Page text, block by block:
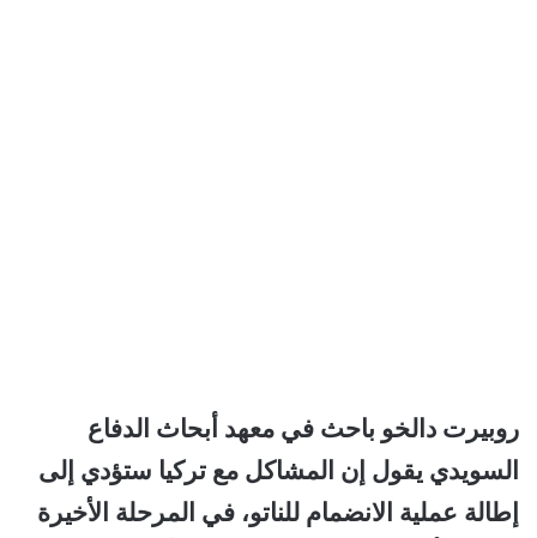
روبيرت دالخو باحث في معهد أبحاث الدفاع
السويدي يقول إن المشاكل مع تركيا ستؤدي إلى
إطالة عملية الانضمام للناتو، في المرحلة الأخيرة